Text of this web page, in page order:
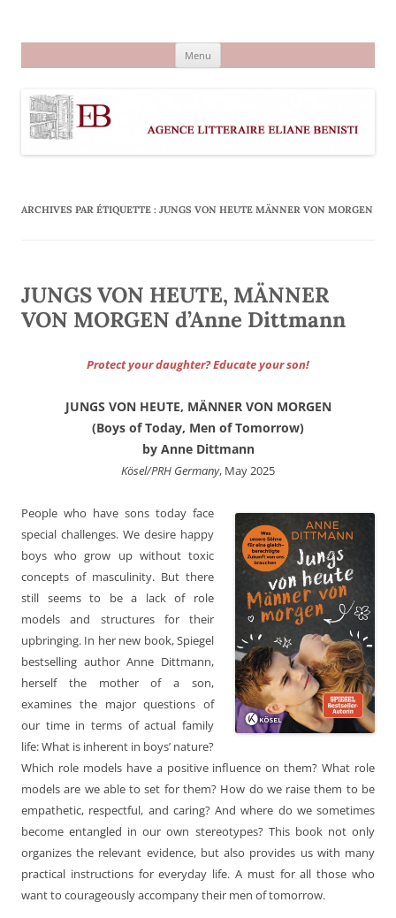
Menu
ARCHIVES PAR ÉTIQUETTE : JUNGS VON HEUTE MÄNNER VON MORGEN
JUNGS VON HEUTE, MÄNNER
VON MORGEN d’Anne Dittmann
Protect your daughter? Educate your son!
JUNGS VON HEUTE, MÄNNER VON MORGEN
(Boys of Today, Men of Tomorrow)
by Anne Dittmann
Kösel/PRH Germany, May 2025
People who have sons today face
special challenges. We desire happy
boys who grow up without toxic
concepts of masculinity. But there
still seems to be a lack of role
models and structures for their
upbringing. In her new book, Spiegel
bestselling author Anne Dittmann,
herself the mother of a son,
examines the major questions of
our time in terms of actual family
life: What is inherent in boys’ nature?
Which role models have a positive influence on them? What role
models are we able to set for them? How do we raise them to be
empathetic, respectful, and caring? And where do we sometimes
become entangled in our own stereotypes? This book not only
organizes the relevant evidence, but also provides us with many
practical instructions for everyday life. A must for all those who
want to courageously accompany their men of tomorrow.